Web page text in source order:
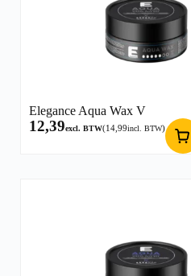
Elegance Aqua Wax V
12,39excl. BTW(14,99incl. BTW)